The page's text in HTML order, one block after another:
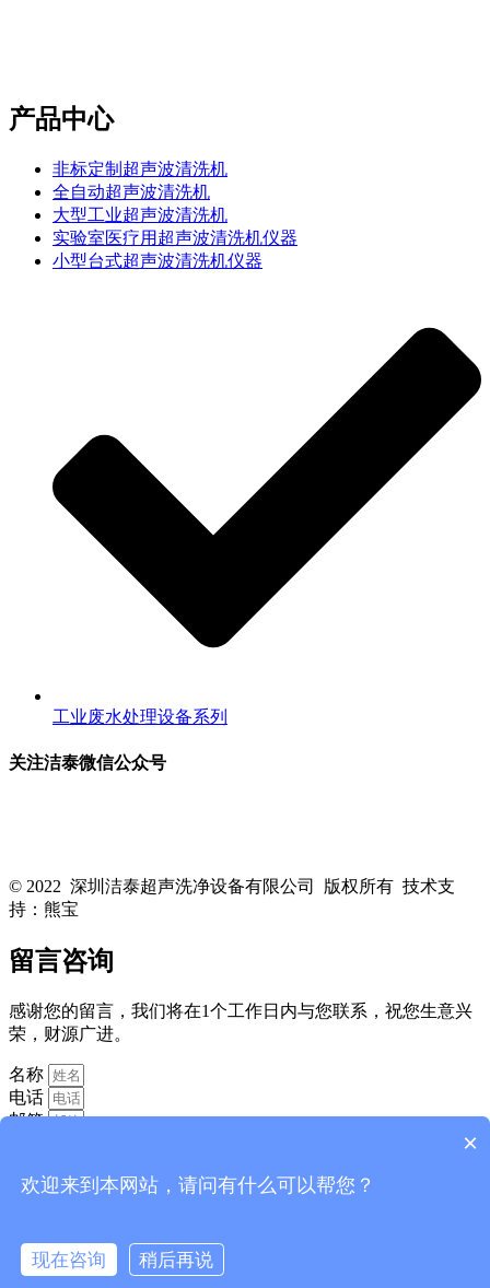
产品中心
非标定制超声波清洗机
全自动超声波清洗机
大型工业超声波清洗机
实验室医疗用超声波清洗机仪器
小型台式超声波清洗机仪器
工业废水处理设备系列
关注洁泰微信公众号
© 2022 深圳洁泰超声洗净设备有限公司 版权所有 技术支
持：熊宝
留言咨询
感谢您的留言，我们将在1个工作日内与您联系，祝您生意兴
荣，财源广进。
名称
电话
邮箱
消息
×
欢迎来到本网站，请问有什么可以帮您？
现在咨询 稍后再说